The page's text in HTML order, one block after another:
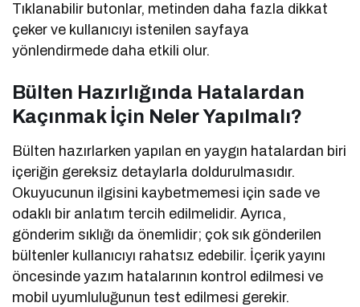
Tıklanabilir butonlar, metinden daha fazla dikkat
çeker ve kullanıcıyı istenilen sayfaya
yönlendirmede daha etkili olur.
Bülten Hazırlığında Hatalardan
Kaçınmak İçin Neler Yapılmalı?
Bülten hazırlarken yapılan en yaygın hatalardan biri
içeriğin gereksiz detaylarla doldurulmasıdır.
Okuyucunun ilgisini kaybetmemesi için sade ve
odaklı bir anlatım tercih edilmelidir. Ayrıca,
gönderim sıklığı da önemlidir; çok sık gönderilen
bültenler kullanıcıyı rahatsız edebilir. İçerik yayını
öncesinde yazım hatalarının kontrol edilmesi ve
mobil uyumluluğunun test edilmesi gerekir.